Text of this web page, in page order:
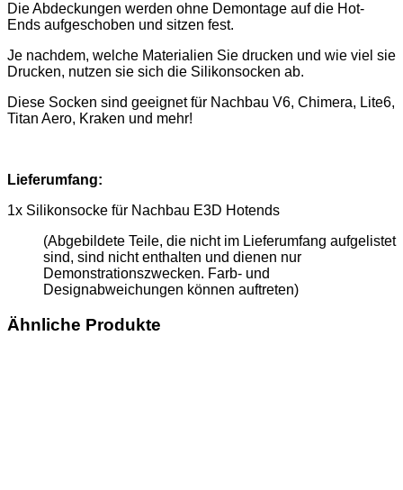
Die Abdeckungen werden ohne Demontage auf die Hot-
Ends aufgeschoben und sitzen fest.
Je nachdem, welche Materialien Sie drucken und wie viel sie
Drucken, nutzen sie sich die Silikonsocken ab.
Diese Socken sind geeignet für Nachbau V6, Chimera, Lite6,
Titan Aero, Kraken und mehr!
Lieferumfang:
1x Silikonsocke für Nachbau E3D Hotends
(Abgebildete Teile, die nicht im Lieferumfang aufgelistet
sind, sind nicht enthalten und dienen nur
Demonstrationszwecken. Farb- und
Designabweichungen können auftreten)
Ähnliche Produkte